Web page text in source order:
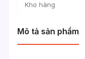
Kho hàng
Mô tả sản phẩm